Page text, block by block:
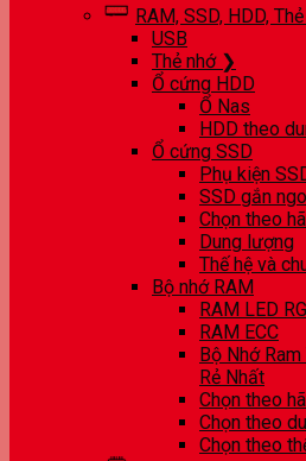
RAM, SSD, HDD,
USB
Thẻ nhớ ❯
Ổ cứng HDD
Ổ Nas
HDD theo
Ổ cứng SSD
Phụ kiện
SSD gắn
Chọn theo
Dung lượng
Thế hệ và
Bộ nhớ RAM
RAM LED
RAM ECC
Bộ Nhớ
Rẻ Nhất
Chọn theo
Chọn theo
Chọn theo